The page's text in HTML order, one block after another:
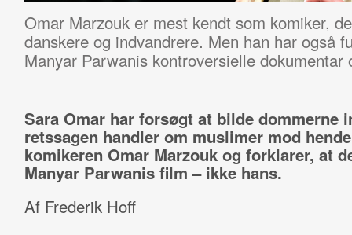
Omar Marzouk er mest kendt som komiker,
danskere og indvandrere. Men han har også
Manyar Parwanis kontroversielle
Sara Omar har forsøgt at bilde dommerne
retssagen handler om muslimer mod
komikeren Omar Marzouk og forklarer, at
Manyar Parwanis film – ikke hans.
Af Frederik Hoff